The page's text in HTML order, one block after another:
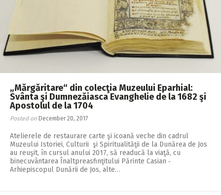
„Mărgăritare“ din colecţia Muzeului Eparhial:
Svânta şi Dumnezăiasca Evanghelie de la 1682 şi
Apostolul de la 1704
Posted on December 20, 2017
Atelierele de restaurare carte şi icoană veche din cadrul
Muzeului Istoriei, Culturii şi Spiritualităţii de la Dunărea de Jos
au reuşit, în cursul anului 2017, să readucă la viaţă, cu
binecuvântarea Înaltpreasfinţitului Părinte Casian ‑
Arhiepiscopul Dunării de Jos, alte…